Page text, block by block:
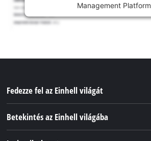
Management Platform
Fedezze fel az Einhell világát
Betekintés az Einhell világába